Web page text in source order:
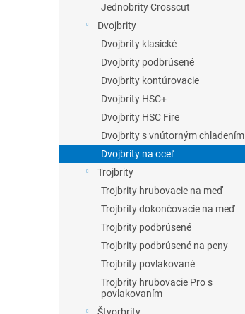
Jednobrity Crosscut
Dvojbrity
Dvojbrity klasické
Dvojbrity podbrúsené
Dvojbrity kontúrovacie
Dvojbrity HSC+
Dvojbrity HSC Fire
Dvojbrity s vnútorným chladením
Dvojbrity na oceľ
Trojbrity
Trojbrity hrubovacie na meď
Trojbrity dokončovacie na meď
Trojbrity podbrúsené
Trojbrity podbrúsené na peny
Trojbrity povlakované
Trojbrity hrubovacie Pro s
povlakovaním